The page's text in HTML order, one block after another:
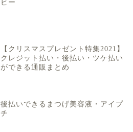
ビー
【クリスマスプレゼント特集2021】
クレジット払い・後払い・ツケ払い
ができる通販まとめ
後払いできるまつげ美容液・アイプ
チ